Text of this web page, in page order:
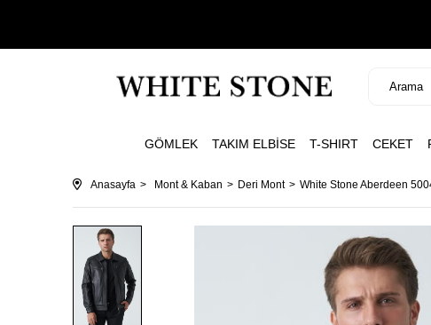
GÖMLEK TAKIM ELBİSE T-SHIRT CEKET
Anasayfa Mont & Kaban Deri Mont White Stone Aberdeen